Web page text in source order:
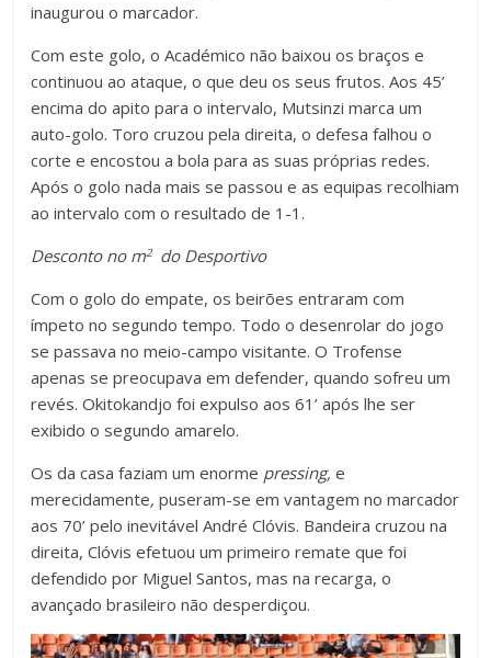
inaugurou o marcador.
Com este golo, o Académico não baixou os braços e
continuou ao ataque, o que deu os seus frutos. Aos 45’
encima do apito para o intervalo, Mutsinzi marca um
auto-golo. Toro cruzou pela direita, o defesa falhou o
corte e encostou a bola para as suas próprias redes.
Após o golo nada mais se passou e as equipas recolhiam
ao intervalo com o resultado de 1-1.
Desconto no m2 do Desportivo
Com o golo do empate, os beirões entraram com
ímpeto no segundo tempo. Todo o desenrolar do jogo
se passava no meio-campo visitante. O Trofense
apenas se preocupava em defender, quando sofreu um
revés. Okitokandjo foi expulso aos 61’ após lhe ser
exibido o segundo amarelo.
Os da casa faziam um enorme pressing,e
merecidamente,puseram-se em vantagem no marcador
aos 70’ pelo inevitável André Clóvis. Bandeira cruzou na
direita, Clóvis efetuou um primeiro remate que foi
defendido por Miguel Santos, mas na recarga, o
avançado brasileiro não desperdiçou.